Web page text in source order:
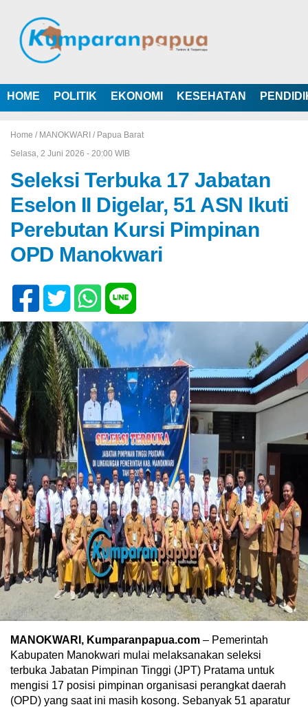
HOME POLITIK EKONOMI KESEHATAN
Home / MANOKWARI / Papua Barat
Selasa, 2 Juni 2026 - 20:00 WIB
Seleksi Terbuka 17 Jabatan
Eselon II Digelar, 51 ASN Ikuti
Perebutan Kursi Pimpinan
OPD Manokwari
MANOKWARI, Kumparanpapua.com – Pemerintah
Kabupaten Manokwari mulai melaksanakan seleksi
terbuka Jabatan Pimpinan Tinggi (JPT) Pratama untuk
mengisi 17 posisi pimpinan organisasi perangkat daerah
(OPD) yang saat ini masih kosong. Sebanyak 51 aparatur